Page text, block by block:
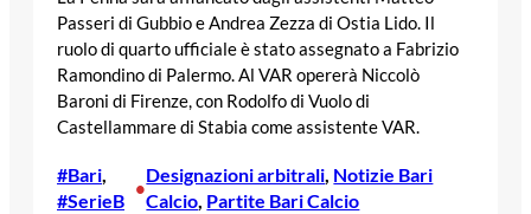
Passeri di Gubbio e Andrea Zezza di Ostia Lido. Il
ruolo di quarto ufficiale è stato assegnato a Fabrizio
Ramondino di Palermo. Al VAR opererà Niccolò
Baroni di Firenze, con Rodolfo di Vuolo di
Castellammare di Stabia come assistente VAR.
#Bari
#SerieB
•
Designazioni arbitrali, Notizie Bari
Calcio, Partite Bari Calcio